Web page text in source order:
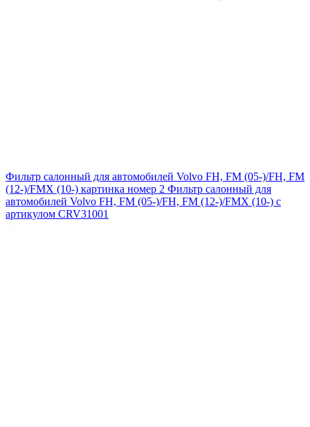
Фильтр салонный для автомобилей Volvo FH, FM (05-)/FH, FM
(12-)/FMX (10-) картинка номер 2 Фильтр салонный для
автомобилей Volvo FH, FM (05-)/FH, FM (12-)/FMX (10-) с
артикулом CRV31001